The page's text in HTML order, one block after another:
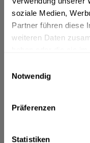
soziale Medien,
Partner führen diese
weiteren Daten
Notwendig
Präferenzen
Statistiken
Zu den bekannten
Colamix und
PaLi Cola und die
Flaschengröße: